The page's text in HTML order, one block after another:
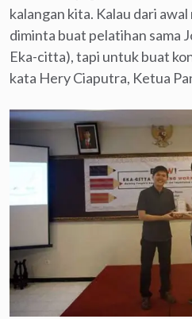
kalangan kita. Kalau dari
diminta buat pelatihan sama
Eka-citta), tapi untuk buat
kata Hery Ciaputra, Ketua